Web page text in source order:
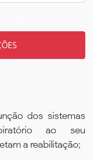
dos sistemas
ao seu
a reabilitação;